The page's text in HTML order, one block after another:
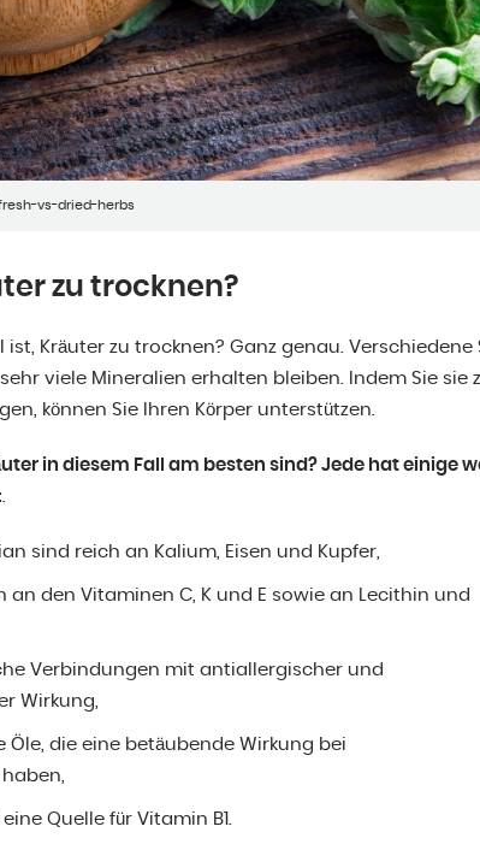
vs-dried-herbs
zu trocknen?
Kräuter zu trocknen? Ganz genau. Verschiedene
viele Mineralien erhalten bleiben. Indem Sie sie
können Sie Ihren Körper unterstützen.
in diesem Fall am besten sind? Jede hat einige
.
sind reich an Kalium, Eisen und Kupfer,
an den Vitaminen C, K und E sowie an Lecithin und
Verbindungen mit antiallergischer und
Wirkung,
Öle, die eine betäubende Wirkung bei
Quelle für Vitamin B1.